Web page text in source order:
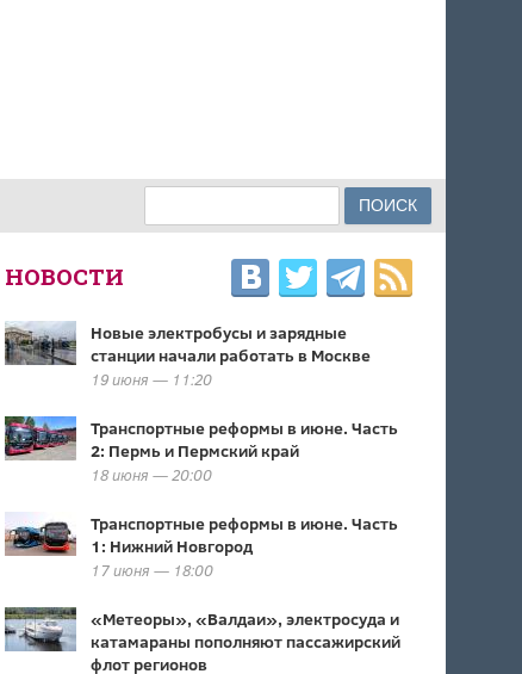
ФОРМА ПОИСКА
НОВОСТИ
Новые электробусы и зарядные
станции начали работать в Москве
19 июня — 11:20
Транспортные реформы в июне. Часть
2: Пермь и Пермский край
18 июня — 20:00
Транспортные реформы в июне. Часть
1: Нижний Новгород
17 июня — 18:00
«Метеоры», «Валдаи», электросуда и
катамараны пополняют пассажирский
флот регионов